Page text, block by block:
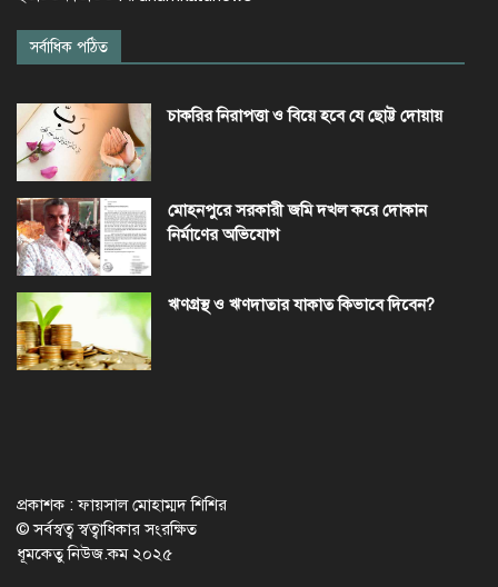
সর্বাধিক পঠিত
চাকরির নিরাপত্তা ও বিয়ে হবে যে ছোট্ট দোয়ায়
মোহনপুরে সরকারী জমি দখল করে দোকান
নির্মাণের অভিযোগ
ঋণগ্রস্থ ও ঋণদাতার যাকাত কিভাবে দিবেন?
প্রকাশক : ফায়সাল মোহাম্মদ শিশির
© সর্বস্বত্ব স্বত্বাধিকার সংরক্ষিত
ধূমকেতু নিউজ.কম ২০২৫